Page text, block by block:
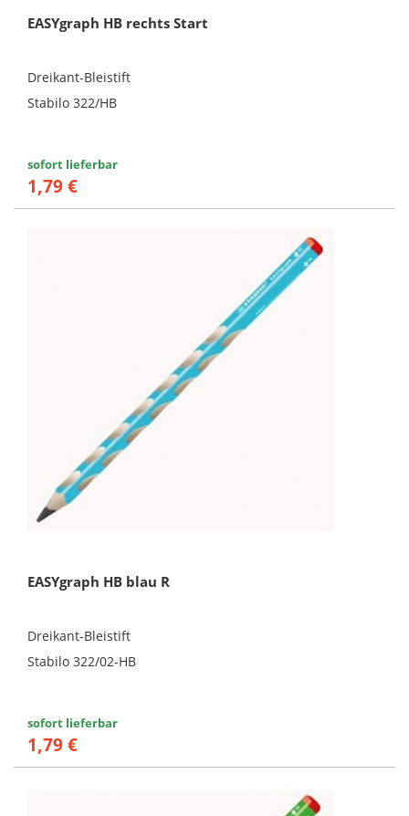
EASYgraph HB rechts Start
Dreikant-Bleistift
Stabilo 322/HB
sofort lieferbar
1,79 €
EASYgraph HB blau R
Dreikant-Bleistift
Stabilo 322/02-HB
sofort lieferbar
1,79 €